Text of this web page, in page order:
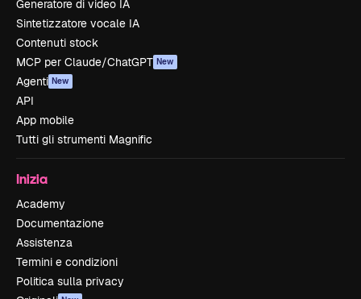
Generatore di video IA
Sintetizzatore vocale IA
Contenuti stock
MCP per Claude/ChatGPT New
Agenti New
API
App mobile
Tutti gli strumenti Magnific
Inizia
Academy
Documentazione
Assistenza
Termini e condizioni
Politica sulla privacy